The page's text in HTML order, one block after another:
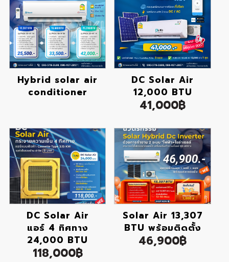
Hybrid solar air
conditioner
DC Solar Air
12,000 BTU
41,000฿
DC Solar Air
แอร์ 4 ทิศทาง
24,000 BTU
118,000฿
Solar Air 13,307
BTU พร้อมติดตั้ง
46,900฿